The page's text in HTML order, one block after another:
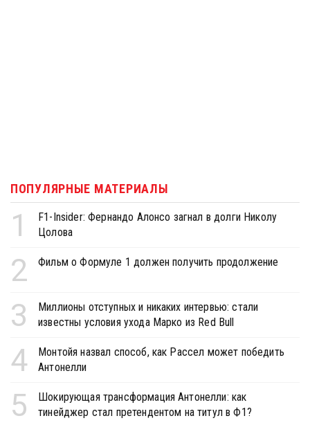
ПОПУЛЯРНЫЕ МАТЕРИАЛЫ
1
F1-Insider: Фернандо Алонсо загнал в долги Николу
Цолова
2 Фильм о Формуле 1 должен получить продолжение
3
Миллионы отступных и никаких интервью: стали
известны условия ухода Марко из Red Bull
4
Монтойя назвал способ, как Рассел может победить
Антонелли
5
Шокирующая трансформация Антонелли: как
тинейджер стал претендентом на титул в Ф1?